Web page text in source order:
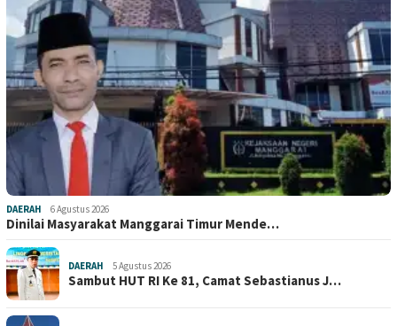
DAERAH 6 Agustus 2026
Dinilai Masyarakat Manggarai Timur Mende…
DAERAH 5 Agustus 2026
Sambut HUT RI Ke 81, Camat Sebastianus J…